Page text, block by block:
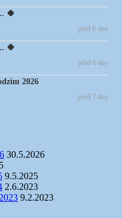
🍀
před 6 dny
🍀
před 6 dny
2026
před 7 dny
30.5.2026
9.5.2025
2.6.2023
9.2.2023